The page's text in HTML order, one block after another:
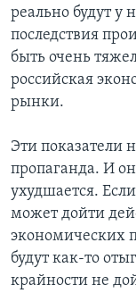
реально будут у
последствия
быть очень
российская
рынки.
Эти показатели
пропаганда. И
ухудшается.
может дойти
экономических
будут как-то
крайности не